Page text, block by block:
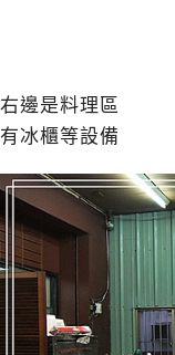
右邊是料理區
有冰櫃等設備